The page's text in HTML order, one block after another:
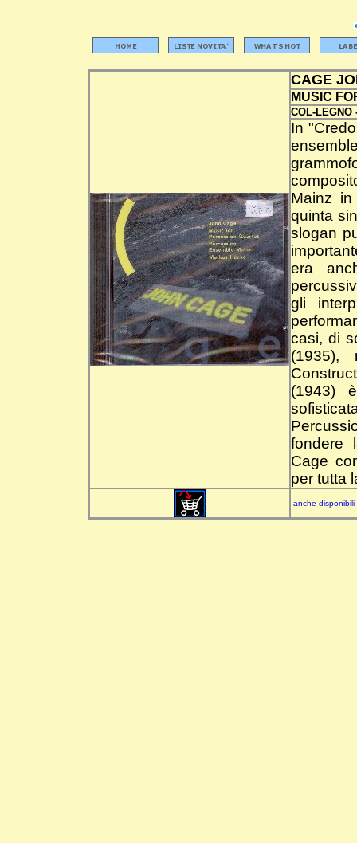
CAGE
MUSIC
COL-LEGNO
In
Mainz
quinta
slogan
era
gli
casi, di
(1935),
(1943)
fondere
Cage
per tutta
anche disponibili